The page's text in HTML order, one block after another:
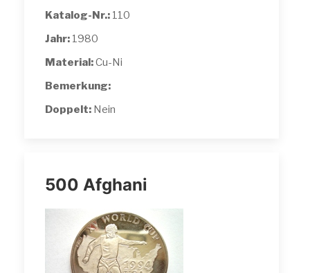
Katalog-Nr.: 110
Jahr: 1980
Material:Cu-Ni
Bemerkung:
Doppelt: Nein
500 Afghani